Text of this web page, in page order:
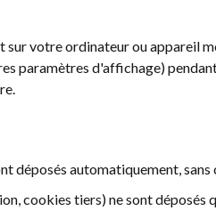
votre ordinateur ou appareil
paramètres d'affichage)
déposés automatiquement,
cookies tiers) ne sont